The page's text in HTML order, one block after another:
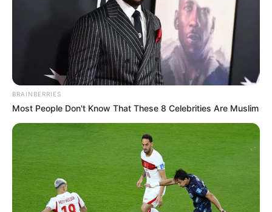
A reforma da carga horária dos agentes reflete demandas
históricas da categoria e busca promovermelhor qualidade de
vida e eficiênciano atendimento à comunidade. Entre os
principais aspectos previstos no PL, estão:
💠Redução da jornada semanal de 40 para 30 horas para ACS e
ACE;
💠Manutenção da remuneração e do piso salarial nacional das
💠Reforço na valorização profissional frente às condições de
trabalho em campo;
💠Potencial para menor rotatividade, menor absenteísmo e maior
BRAINBERRIES
Most People Don't Know That These 8 Celebrities Are Muslim